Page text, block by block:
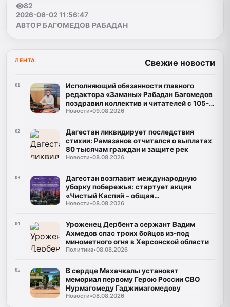
82
2026-06-02 11:56:47
АВТОР БАГОМЕДОВ РАБАДАН
ЛЕНТА Свежие новости
01
Исполняющий обязанности главного
редактора «Заманы» Рабадан Багомедов
поздравил коллектив и читателей с 105-
летним юбилеем газеты
Новости•09.08.2026
02
Дагестан ликвидирует последствия
стихии: Рамазанов отчитался о выплатах
80 тысячам граждан и защите рек
Новости•08.08.2026
03
Дагестан возглавит международную
уборку побережья: стартует акция
«Чистый Каспий – общая
ответственность»
Новости•08.08.2026
04
Уроженец Дербента сержант Вадим
Ахмедов спас троих бойцов из-под
минометного огня в Херсонской области
Политика•08.08.2026
05
В сердце Махачкалы установят
мемориал первому Герою России СВО
Нурмагомеду Гаджимагомедову
Новости•08.08.2026